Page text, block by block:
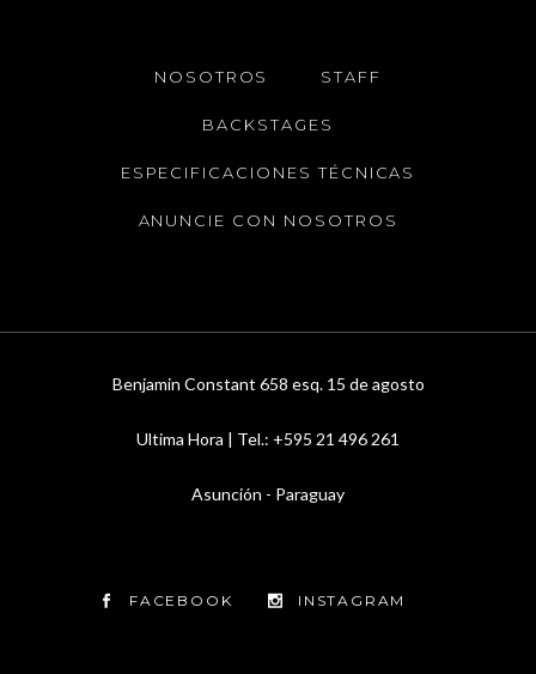
NOSOTROS STAFF
BACKSTAGES
ESPECIFICACIONES TÉCNICAS
ANUNCIE CON NOSOTROS
Benjamin Constant 658 esq. 15 de agosto
Ultima Hora | Tel.: +595 21 496 261
Asunción - Paraguay
FACEBOOK INSTAGRAM